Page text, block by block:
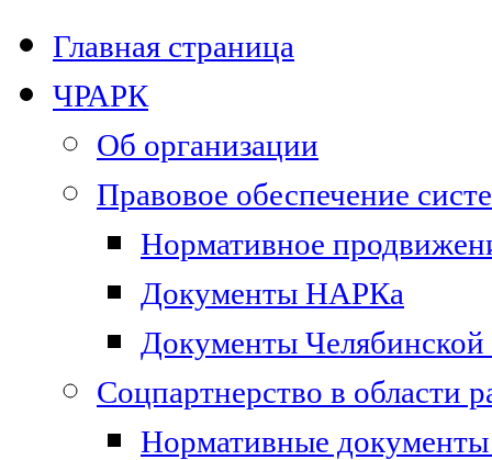
Главная страница
ЧРАРК
Об организации
Правовое обеспечение
Нормативное
Документы НАРКа
Документы Челябинской
Соцпартнерство в области
Нормативные документы